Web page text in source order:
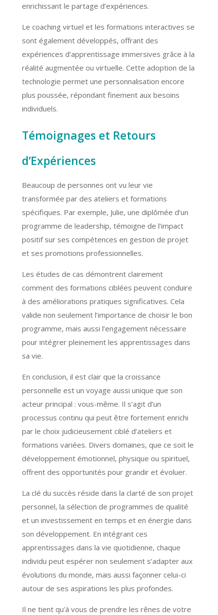
enrichissant le partage d’expériences.
Le coaching virtuel et les formations interactives se
sont également développés, offrant des
expériences d’apprentissage immersives grâce à la
réalité augmentée ou virtuelle. Cette adoption de la
technologie permet une personnalisation encore
plus poussée, répondant finement aux besoins
individuels.
Témoignages et Retours
d’Expériences
Beaucoup de personnes ont vu leur vie
transformée par des ateliers et formations
spécifiques. Par exemple, Julie, une diplômée d’un
programme de leadership, témoigne de l’impact
positif sur ses compétences en gestion de projet
et ses promotions professionnelles.
Les études de cas démontrent clairement
comment des formations ciblées peuvent conduire
à des améliorations pratiques significatives. Cela
valide non seulement l’importance de choisir le bon
programme, mais aussi l’engagement nécessaire
pour intégrer pleinement les apprentissages dans
sa vie.
En conclusion, il est clair que la croissance
personnelle est un voyage aussi unique que son
acteur principal : vous-même. Il s’agit d’un
processus continu qui peut être fortement enrichi
par le choix judicieusement ciblé d’ateliers et
formations variées. Divers domaines, que ce soit le
développement émotionnel, physique ou spirituel,
offrent des opportunités pour grandir et évoluer.
La clé du succès réside dans la clarté de son projet
personnel, la sélection de programmes de qualité
et un investissement en temps et en énergie dans
son développement. En intégrant ces
apprentissages dans la vie quotidienne, chaque
individu peut espérer non seulement s’adapter aux
évolutions du monde, mais aussi façonner celui-ci
autour de ses aspirations les plus profondes.
Il ne tient qu’à vous de prendre les rênes de votre